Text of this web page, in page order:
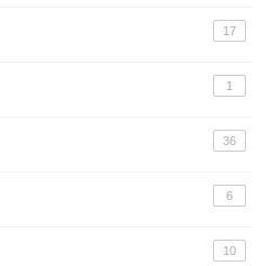
17
1
36
6
10